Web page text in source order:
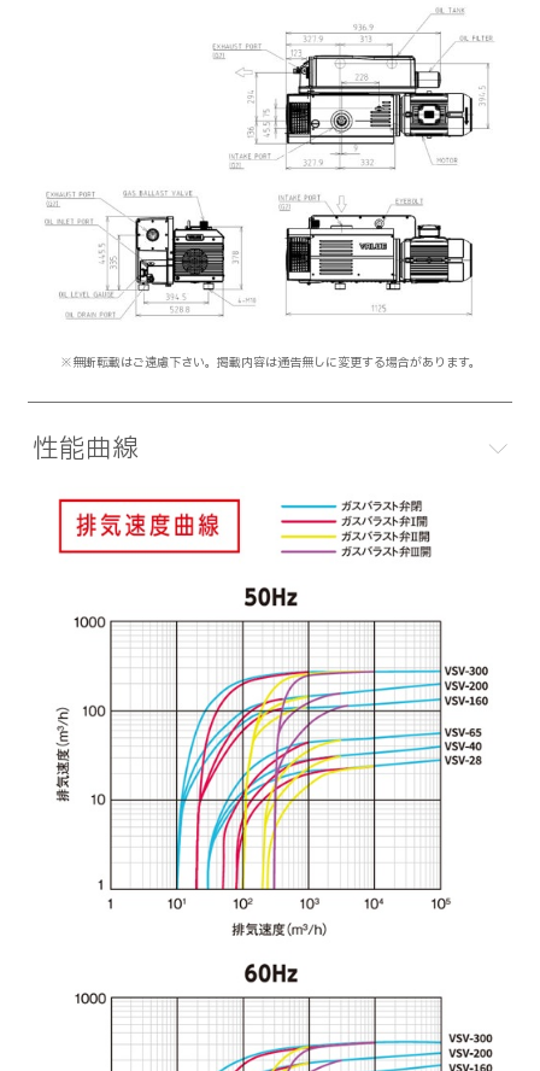
※無断転載はご遠慮下さい。掲載内容は通告無しに変更する場合があります。
性能曲線